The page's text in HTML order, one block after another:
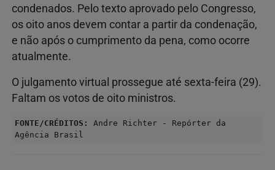
condenados. Pelo texto aprovado pelo Congresso,
os oito anos devem contar a partir da condenação,
e não após o cumprimento da pena, como ocorre
atualmente.
O julgamento virtual prossegue até sexta-feira (29).
Faltam os votos de oito ministros.
FONTE/CRÉDITOS:
Andre Richter - Repórter da
Agência Brasil